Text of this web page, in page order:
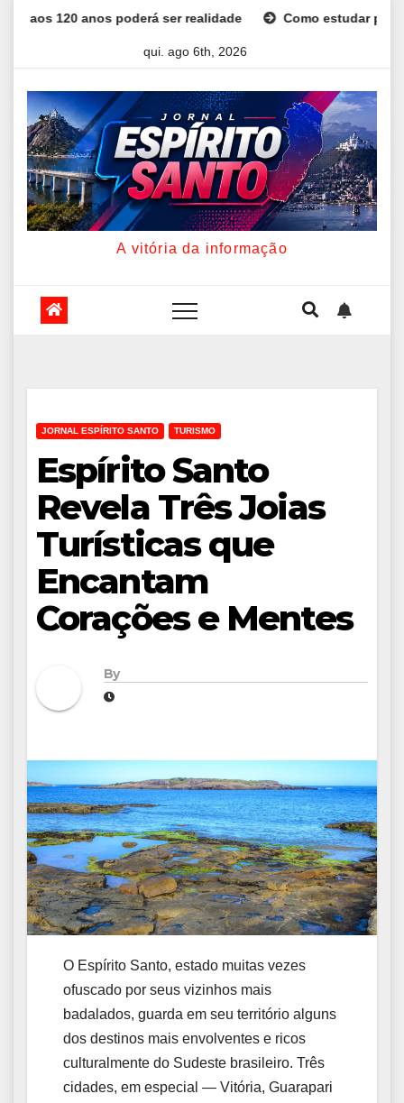
Como estudar para o Enem: guia completo para
qui. ago 6th, 2026
A vitória da informação
JORNAL ESPÍRITO SANTO TURISMO
Espírito Santo
Revela Três Joias
Turísticas que
Encantam
Corações e Mentes
By
O Espírito Santo, estado muitas vezes
ofuscado por seus vizinhos mais
badalados, guarda em seu território alguns
dos destinos mais envolventes e ricos
culturalmente do Sudeste brasileiro. Três
cidades, em especial — Vitória, Guarapari